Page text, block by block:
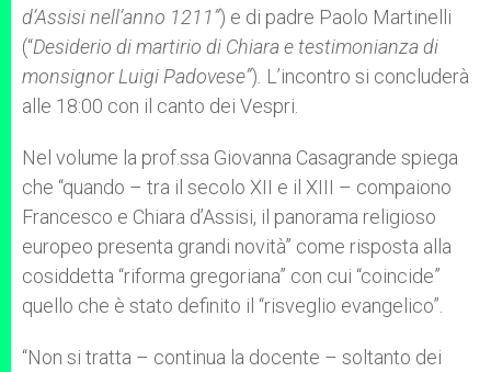
d’Assisi nell’anno 1211”) e di padre Paolo Martinelli
(“Desiderio di martirio di Chiara e testimonianza di
monsignor Luigi Padovese”) L’incontro si concluderà
alle 18:00 con il canto dei Vespri.
Nel volume la prof.ssa Giovanna Casagrande spiega
che “quando – tra il secolo XII e il XIII – compaiono
Francesco e Chiara d’Assisi, il panorama religioso
europeo presenta grandi novità” come risposta alla
cosiddetta “riforma gregoriana” con cui “coincide”
quello che è stato definito il “risveglio evangelico”.
“Non si tratta – continua la docente – soltanto dei